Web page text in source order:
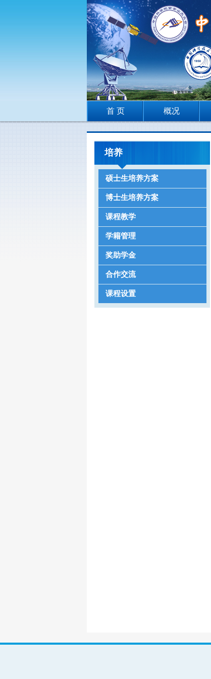
首 页 概况
培养
硕士生培养方案
博士生培养方案
课程教学
学籍管理
奖助学金
合作交流
课程设置